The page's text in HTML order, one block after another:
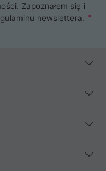
Zapoznałem się i
newslettera.